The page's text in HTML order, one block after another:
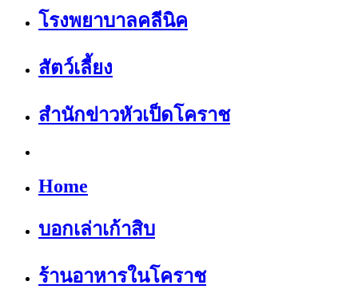
โรงพยาบาลคลีนิค
สัตว์เลี้ยง
สำนักข่าวหัวเป็ดโคราช
Home
บอกเล่าเก้าสิบ
ร้านอาหารในโคราช